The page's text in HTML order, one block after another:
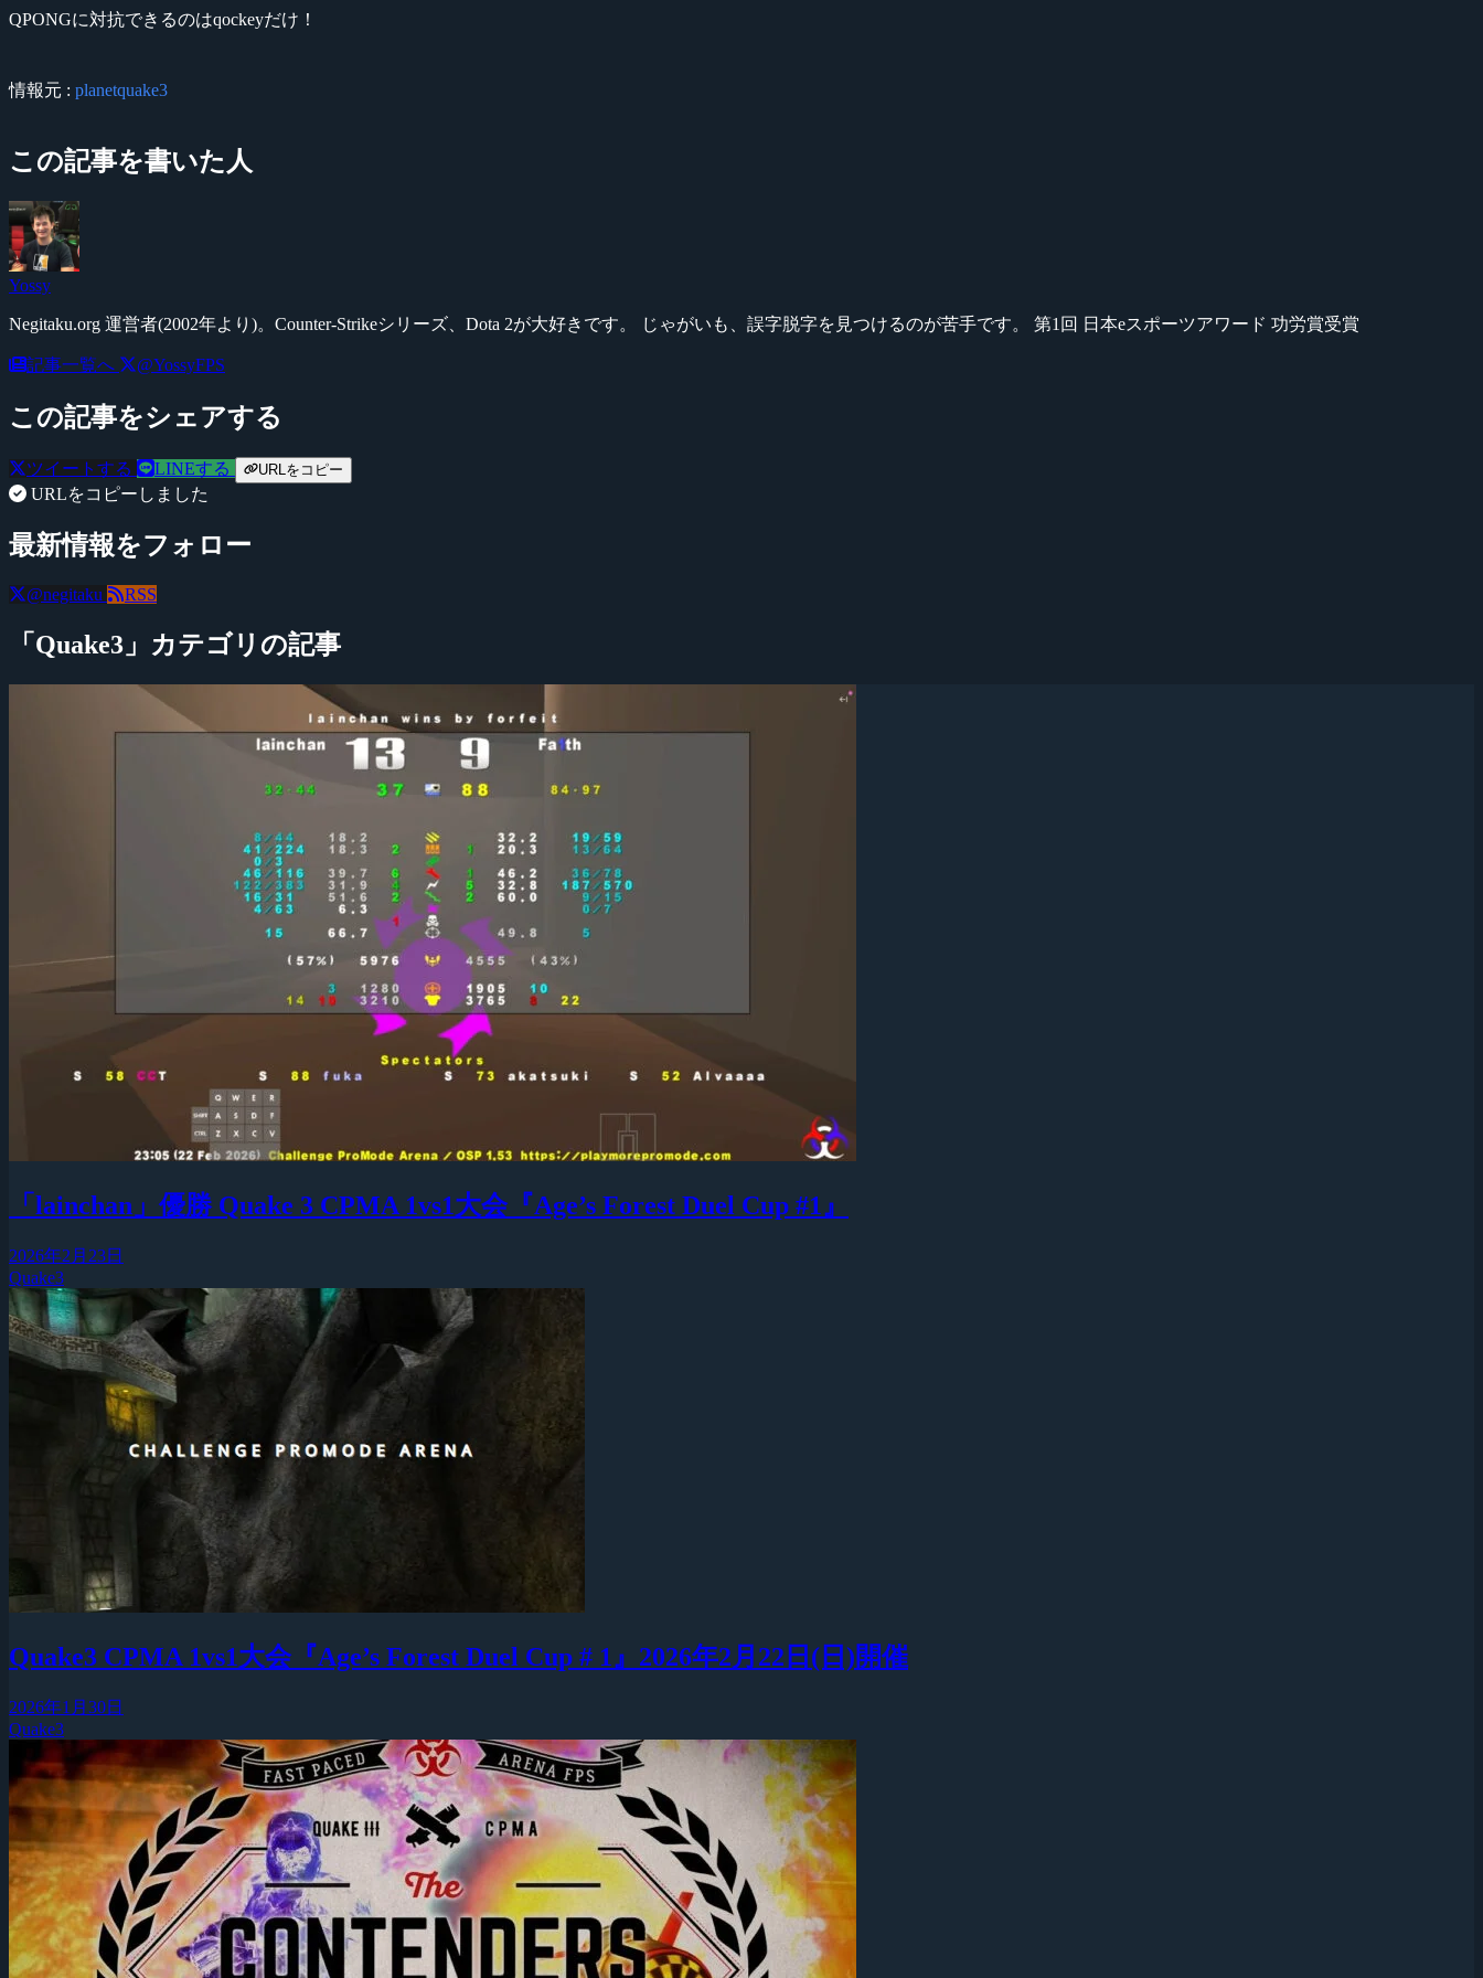
QPONGに対抗できるのはqockeyだけ！
情報元 : planetquake3
この記事を書いた人
Yossy
Negitaku.org 運営者(2002年より)。Counter-Strikeシリーズ、Dota 2が大好きです。 じゃがいも、誤字脱字を見つけるのが苦手です。 第1回 日本eスポーツアワード 功労賞受賞
記事一覧へ @YossyFPS
この記事をシェアする
ツイートする LINEする URLをコピー
URLをコピーしました
最新情報をフォロー
@negitaku RSS
「Quake3」カテゴリの記事
「lainchan」優勝 Quake 3 CPMA 1vs1大会『Age’s Forest Duel Cup #1』
2026年2月23日
Quake3
Quake3 CPMA 1vs1大会『Age’s Forest Duel Cup # 1』2026年2月22日(日)開催
2026年1月30日
Quake3